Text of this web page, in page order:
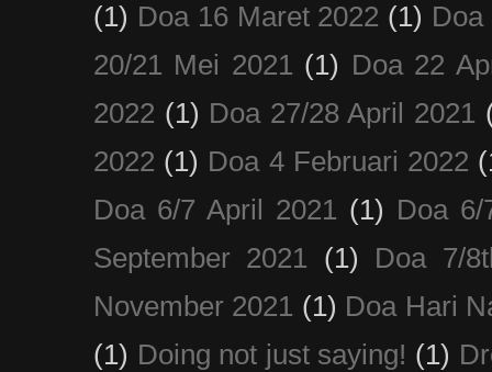
(1) Doa 16 Maret 2022 (1) Doa
20/21 Mei 2021 (1) Doa 22
2022 (1) Doa 27/28 April 2021
2022 (1) Doa 4 Februari 2022
Doa 6/7 April 2021 (1) Doa
September 2021
(1)
Doa 7/
November 2021 (1) Doa Hari
(1) Doing not just saying! (1)